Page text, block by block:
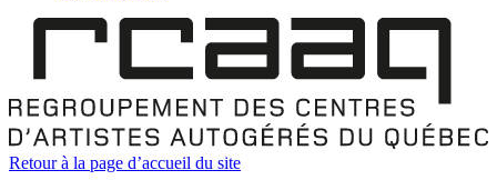
Retour à la page d’accueil du site